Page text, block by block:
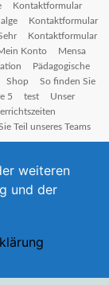
Kontaktformular
Kontaktformular
Kontaktformular
Konto
Mensa
Pädagogische
Shop
So finden Sie
5 test
Unser
Teil unseres Teams
weiteren
und der